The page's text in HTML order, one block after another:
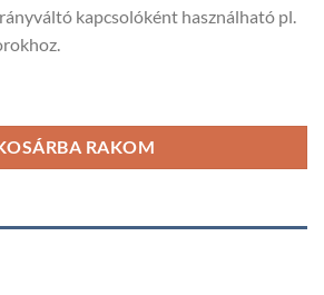
kapcsolóként használható pl.
RAKOM